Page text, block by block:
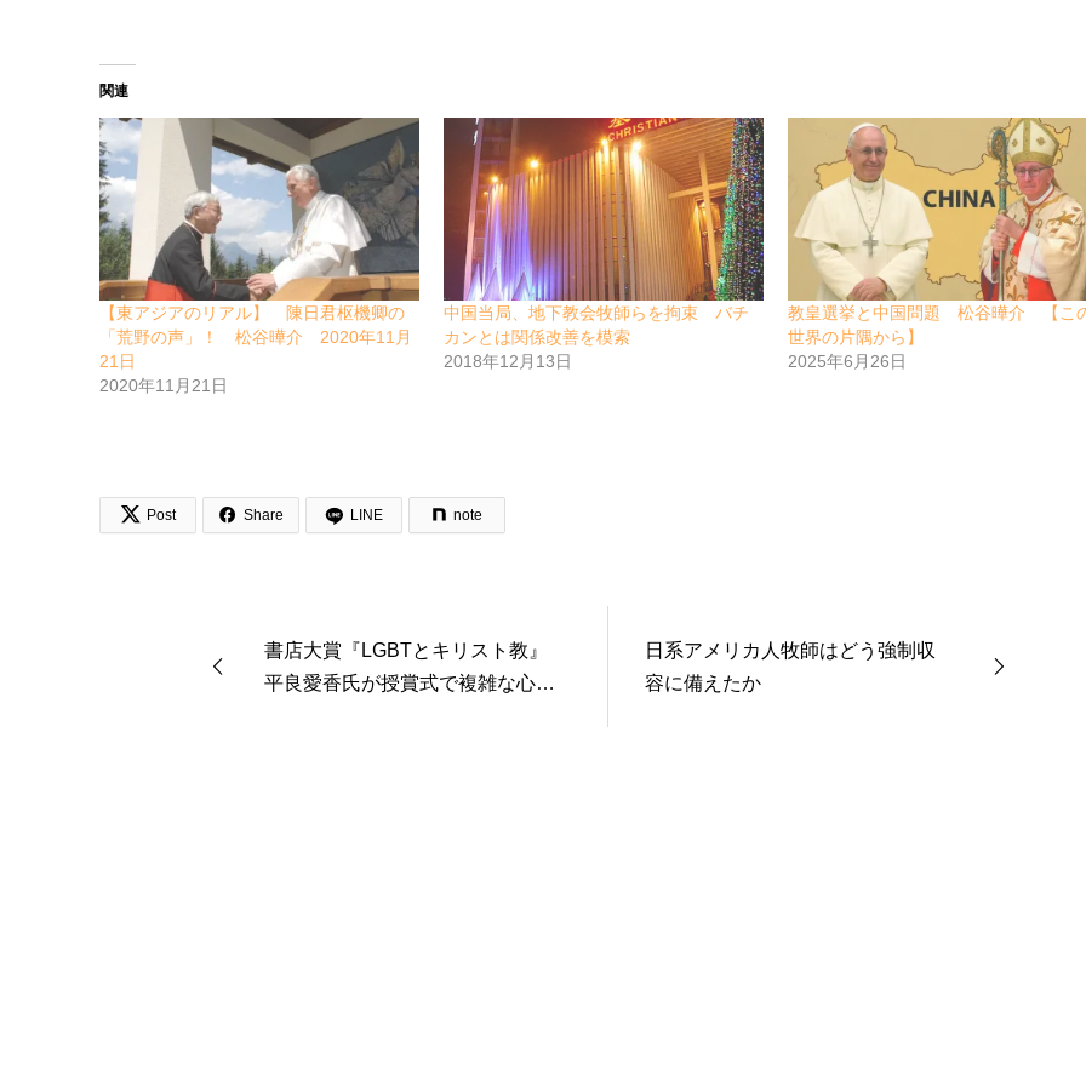
関連
【東アジアのリアル】 陳日君枢機卿の
「荒野の声」！ 松谷曄介 2020年11月
21日
2020年11月21日
中国当局、地下教会牧師らを拘束 バチ
カンとは関係改善を模索
2018年12月13日
教皇選挙と中国問題 松谷曄介 【こ
世界の片隅から】
2025年6月26日
 Post  Share LINE note
書店大賞『LGBTとキリスト教』
平良愛香氏が授賞式で複雑な心境
日系アメリカ人牧師はどう強制収
容に備えたか